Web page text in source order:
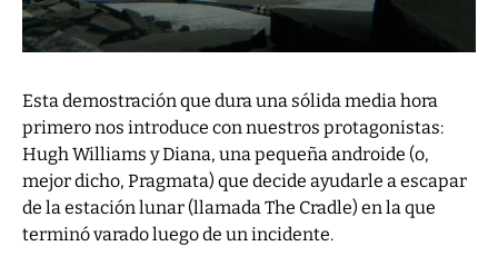
Esta demostración que dura una sólida media hora
primero nos introduce con nuestros protagonistas:
Hugh Williams y Diana, una pequeña androide (o,
mejor dicho, Pragmata) que decide ayudarle a escapar
de la estación lunar (llamada The Cradle) en la que
terminó varado luego de un incidente.